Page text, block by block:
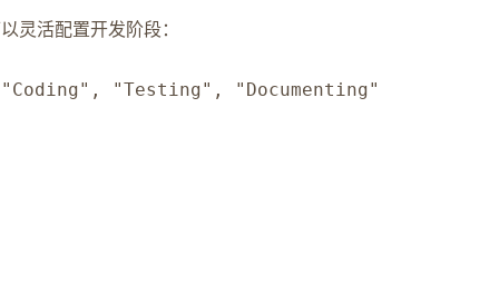
灵活配置开发阶段：
"Testing", "Documenting"